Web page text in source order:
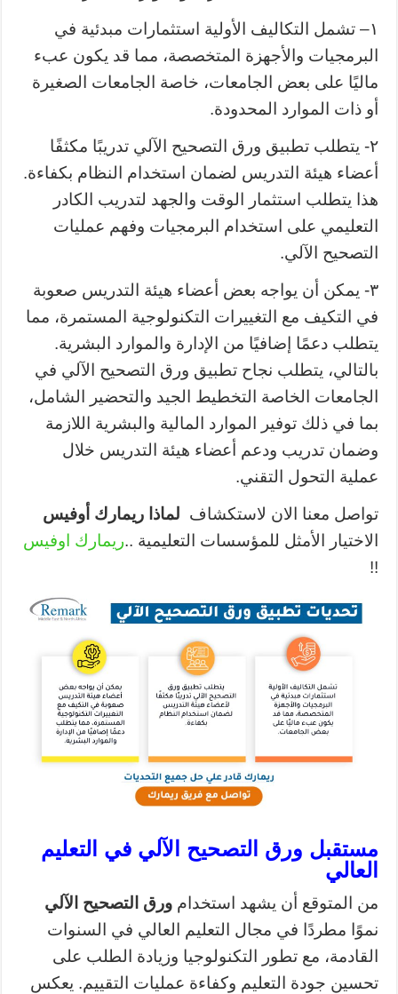
١– تشمل التكاليف الأولية استثمارات مبدئية في
البرمجيات والأجهزة المتخصصة، مما قد يكون عبء
ماليًا على بعض الجامعات، خاصة الجامعات الصغيرة
أو ذات الموارد المحدودة.
٢- يتطلب تطبيق ورق التصحيح الآلي تدريبًا مكثفًا
أعضاء هيئة التدريس لضمان استخدام النظام بكفاءة.
هذا يتطلب استثمار الوقت والجهد لتدريب الكادر
التعليمي على استخدام البرمجيات وفهم عمليات
التصحيح الآلي.
٣- يمكن أن يواجه بعض أعضاء هيئة التدريس صعوبة
في التكيف مع التغييرات التكنولوجية المستمرة، مما
يتطلب دعمًا إضافيًا من الإدارة والموارد البشرية.
بالتالي، يتطلب نجاح تطبيق ورق التصحيح الآلي في
الجامعات الخاصة التخطيط الجيد والتحضير الشامل،
بما في ذلك توفير الموارد المالية والبشرية اللازمة
وضمان تدريب ودعم أعضاء هيئة التدريس خلال
عملية التحول التقني.
تواصل معنا الان لاستكشاف لماذا ريمارك أوفيس
الاختيار الأمثل للمؤسسات التعليمية ..ريمارك اوفيس
!!
مستقبل ورق التصحيح الآلي في التعليم
العالي
من المتوقع أن يشهد استخدامورق التصحيح الآلي
نموًا مطردًا في مجال التعليم العالي في السنوات
القادمة، مع تطور التكنولوجيا وزيادة الطلب على
تحسين جودة التعليم وكفاءة عمليات التقييم. يعكس